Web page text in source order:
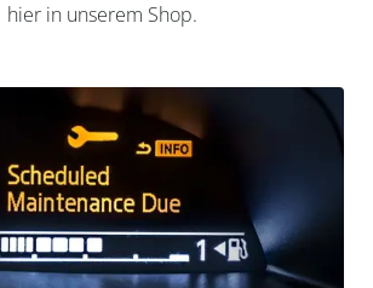
hier in unserem Shop.